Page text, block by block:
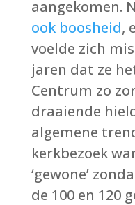
aangekomen.
ook boosheid,
voelde zich
jaren dat ze
Centrum zo
draaiende
algemene
kerkbezoek
‘gewone’
de 100 en 120